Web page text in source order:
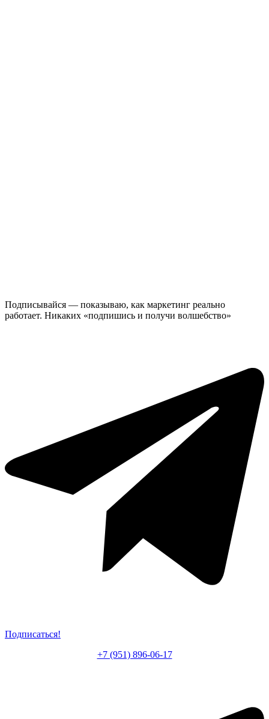
Подписывайся — показываю, как маркетинг реально
работает. Никаких «подпишись и получи волшебство»
Подписаться!
+7 (951) 896-06-17